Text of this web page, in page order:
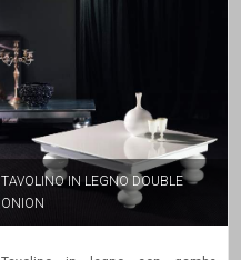
TAVOLINO IN LEGNO DOUBLE
ONION